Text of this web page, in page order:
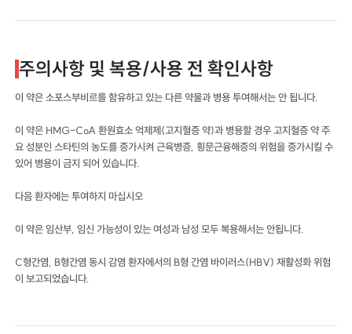
주의사항 및 복용/사용 전 확인사항
이 약은 소포스부비르를 함유하고 있는 다른 약물과 병용 투여해서는 안 됩니다.
이 약은 HMG-CoA 환원효소 억제제(고지혈증 약)과 병용할 경우 고지혈증 약 주
요 성분인 스타틴의 농도를 증가시켜 근육병증, 횡문근융해증의 위험을 증가시킬 수
있어 병용이 금지 되어 있습니다.
다음 환자에는 투여하지 마십시오
이 약은 임산부, 임신 가능성이 있는 여성과 남성 모두 복용해서는 안됩니다.
C형간염, B형간염 동시 감염 환자에서의 B형 간염 바이러스(HBV) 재활성화 위험
이 보고되었습니다.